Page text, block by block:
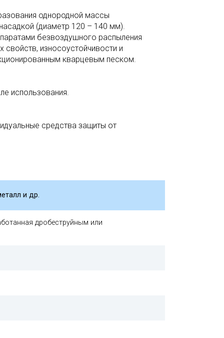
однородной массы
(диаметр 120 – 140 мм).
безвоздушного распыления
износоустойчивости и
кварцевым песком.
использования.
средства защиты от
и др.
дробеструйным или